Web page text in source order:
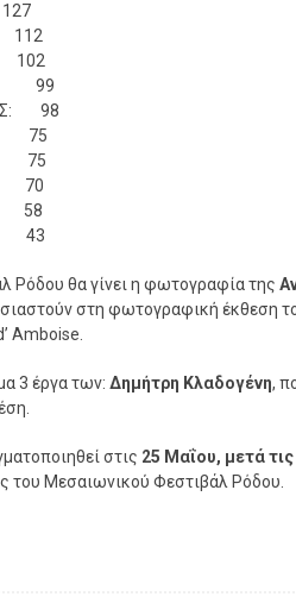
102
99
98
75
75
70
58
43
Ρόδου θα γίνει η φωτογραφία της
στη φωτογραφική έκθεση
Amboise.
3 έργα των: Δημήτρη Κλαδογένη,
στις 25 Μαΐου, μετά
του Μεσαιωνικού Φεστιβάλ Ρόδου.